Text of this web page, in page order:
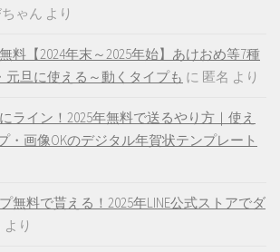
ゃん より
料【2024年末～2025年始】あけおめ等7種
元旦に使える～動くタイプも に 匿名 より
ライン！2025年無料で送るやり方｜使え
・画像OKのデジタル年賀状テンプレート
無料で貰える！2025年LINE公式ストアでダ
より